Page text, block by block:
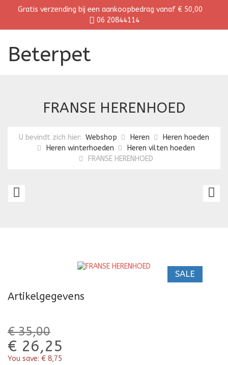
Gratis verzending bij een aankoopbedrag vanaf € 50,00
06 20844114
Beterpet
FRANSE HERENHOED
U bevindt zich hier: Webshop Heren
Heren hoeden
Heren winterhoeden
Heren vilten hoeden
FRANSE HERENHOED
SALE
Artikelgegevens
€ 35,00
€ 26,25
You save: € 8,75